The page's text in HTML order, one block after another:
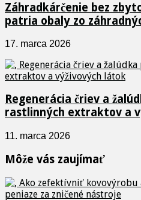
Záhradkárčenie bez
patria obaly zo
17. marca 2026
Regenerácia čriev a
rastlinných extraktov a
11. marca 2026
Môže vás zaujímať